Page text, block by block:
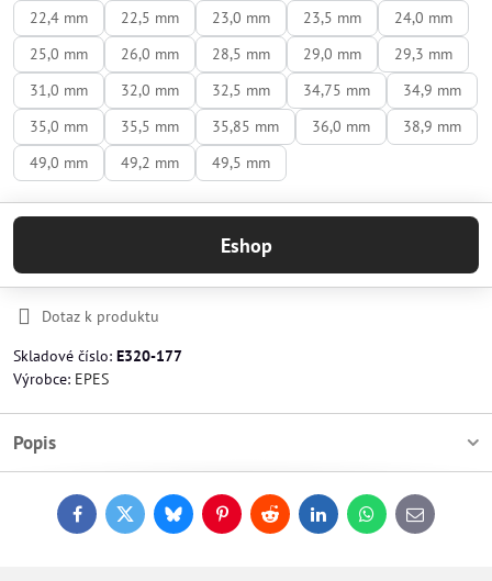
22,4 mm
22,5 mm 23,0 mm 23,5 mm
24,0 mm
25,0 mm
26,0 mm 28,5 mm 29,0 mm
29,3 mm
31,0 mm
32,0 mm 32,5 mm 34,75 mm
34,9 mm
35,0 mm
35,5 mm 35,85 mm 36,0 mm
38,9 mm
49,0 mm
49,2 mm 49,5 mm
Eshop
Dotaz k produktu
Skladové číslo: E320-177
Výrobce: EPES
Popis
FacebookTwitterBlueskyPinterestReddit LinkedInWhatsApp
E-
mail